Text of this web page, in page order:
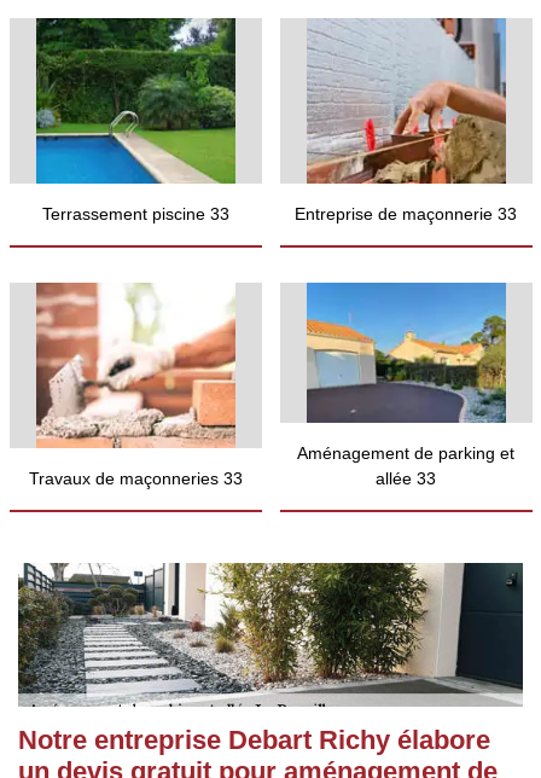
Terrassement piscine 33 Entreprise de maçonnerie 33
Travaux de maçonneries 33
Aménagement de parking et
allée 33
Notre entreprise Debart Richy élabore
un devis gratuit pour aménagement de